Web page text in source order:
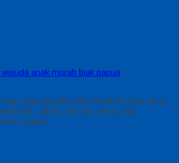
anak murah biak papua
toga wisuda anak murah di Irian Jaya,
nabire, fak-fak, serui, biak,
papua